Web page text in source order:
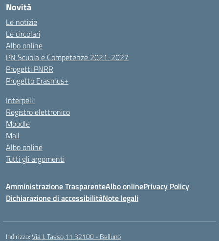
Novità
Le notizie
Le circolari
Albo online
PN Scuola e Competenze 2021-2027
Progetti PNRR
Progetto Erasmus+
Interpelli
Registro elettronico
Moodle
Mail
Albo online
Tutti gli argomenti
Amministrazione TrasparenteAlbo onlinePrivacy Policy
Dichiarazione di accessibilitàNote legali
Indirizzo:Via J. Tasso,11 32100 - Belluno